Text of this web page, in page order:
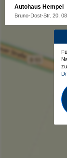
Autohaus Hempel
Bruno-Dost-Str. 20,